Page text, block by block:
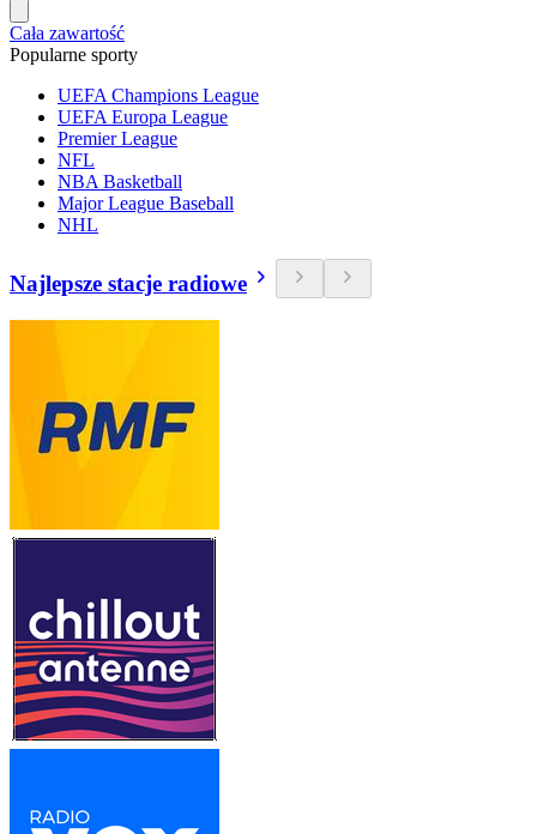
Cała zawartość
Popularne sporty
UEFA Champions League
UEFA Europa League
Premier League
NFL
NBA Basketball
Major League Baseball
NHL
Najlepsze stacje radiowe